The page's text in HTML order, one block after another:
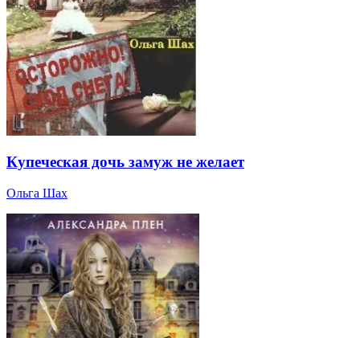
Купеческая дочь замуж не желает
Ольга Шах